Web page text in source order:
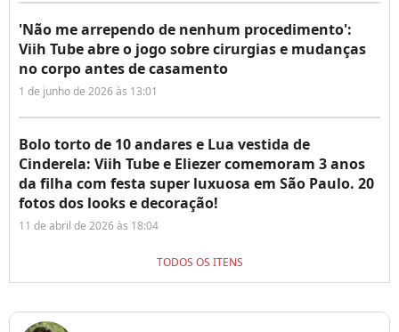
'Não me arrependo de nenhum procedimento':
Viih Tube abre o jogo sobre cirurgias e mudanças
no corpo antes de casamento
1 de junho de 2026 às 13:01
Bolo torto de 10 andares e Lua vestida de
Cinderela: Viih Tube e Eliezer comemoram 3 anos
da filha com festa super luxuosa em São Paulo. 20
fotos dos looks e decoração!
11 de abril de 2026 às 18:04
TODOS OS ITENS